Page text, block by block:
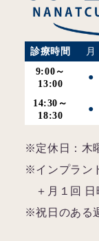
診療時間 月
9:00～
13:00
●
14:30～
18:30
●
※定休日：木
※インプラン
＋月１回 日
※祝日のある